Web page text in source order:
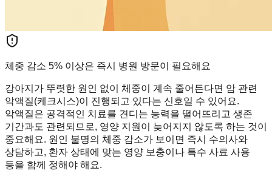
체중 감소 5% 이상은 즉시 병원 방문이 필요해요
강아지가 뚜렷한 원인 없이 체중이 계속 줄어든다면 암 관련
악액질(케크시스)이 진행되고 있다는 신호일 수 있어요.
악액질은 공격적인 치료를 견디는 능력을 떨어뜨리고 생존
기간과도 관련되므로, 영양 지원이 늦어지지 않도록 하는 것이
중요해요. 원인 불명의 체중 감소가 보이면 즉시 수의사와
상담하고, 환자 상태에 맞는 영양 보충이나 특수 사료 사용
등을 함께 정해야 해요.